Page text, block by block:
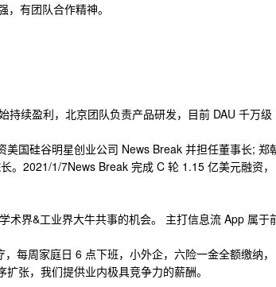
有团队合作精神。
续盈利，北京团队负责产品研发，目前 DAU 千万级
国硅谷明星创业公司 News Break 并担任董事长; 郑
。2021/1/7News Break 完成 C 轮 1.15 亿美元融资，
术界&工业界大牛共事的机会。 主打信息流 App 属于
每周家庭日 6 点下班，小外企，六险一金全额缴纳，
张，我们提供业内极具竞争力的薪酬。